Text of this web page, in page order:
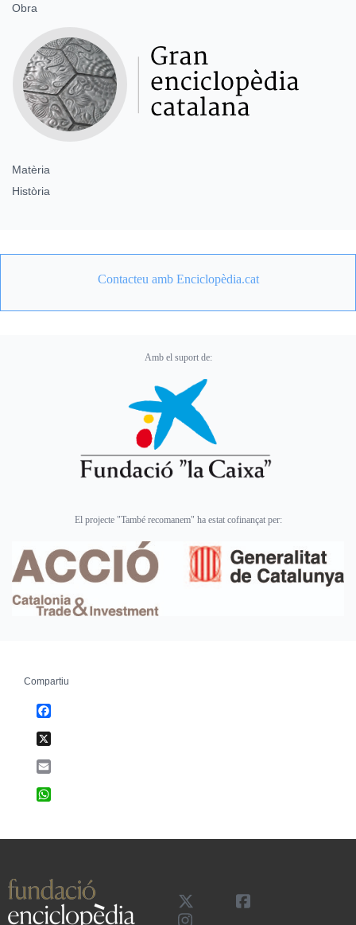
Obra
Matèria
Història
Contacteu amb Enciclopèdia.cat
Amb el suport de:
El projecte "També recomanem" ha estat cofinançat per:
Compartiu